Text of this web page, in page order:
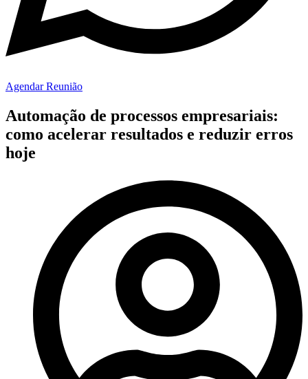
Agendar Reunião
Automação de processos empresariais:
como acelerar resultados e reduzir erros
hoje